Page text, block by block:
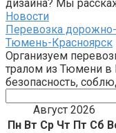
дизайна? Мы
Новости
Перевозка
Тюмень-Красноярск
Организуем
тралом из Тюмени в
безопасность,
Август 2026
Пн Вт Ср Чт Пт Сб